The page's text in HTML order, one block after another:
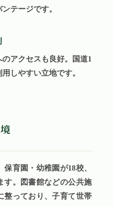
テージです。
アクセスも良好。国道1
しやすい立地です。
育園・幼稚園が18校、
す。図書館などの公共施
整っており、子育て世帯